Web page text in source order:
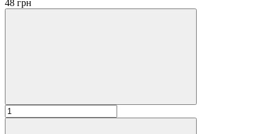
48 грн